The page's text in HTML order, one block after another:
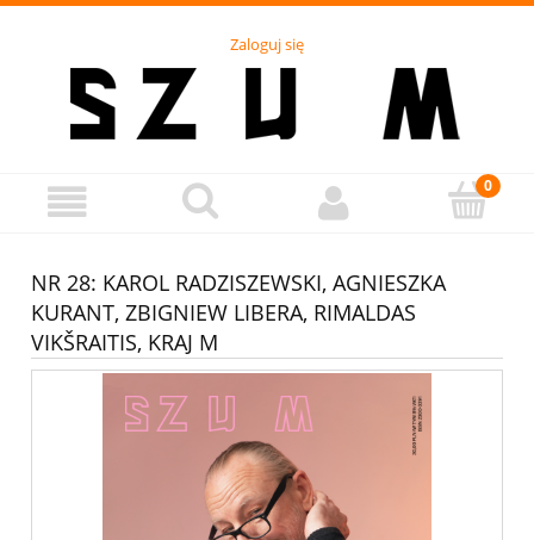
Zaloguj się
NR 28: KAROL RADZISZEWSKI, AGNIESZKA
KURANT, ZBIGNIEW LIBERA, RIMALDAS
VIKŠRAITIS, KRAJ M